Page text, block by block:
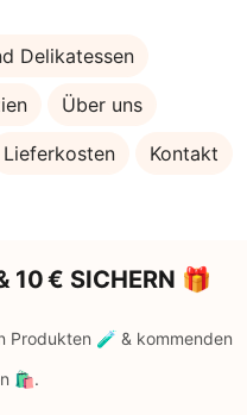
Delikatessen
Über uns
Lieferkosten Kontakt
10 € SICHERN 🎁
Produkten 🧪 & kommenden
🛍️.